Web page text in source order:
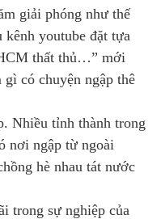
giải phóng như thế
kênh youtube đặt tựa
thất thủ…” mới
có chuyện ngập thê
Nhiều tỉnh thành trong
nơi ngập từ ngoài
hè nhau tát nước
trong sự nghiệp của